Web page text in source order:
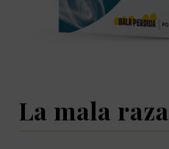
La mala raza